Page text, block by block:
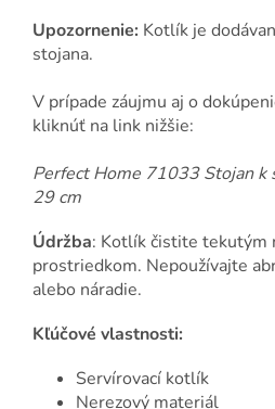
Upozornenie: Kotlík je
stojana.
V prípade záujmu aj o
kliknúť na link nižšie:
Perfect Home 71033 Stojan k
29 cm
Údržba: Kotlík čistite tekutým
prostriedkom. Nepoužívajte
alebo náradie.
Kľúčové vlastnosti:
Servírovací kotlík
Nerezový materiál